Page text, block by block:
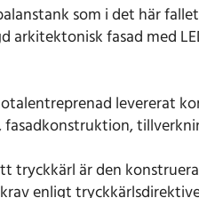
som i det här
arkitektonisk fasad med
levererat
tryckkärl är den
enligt